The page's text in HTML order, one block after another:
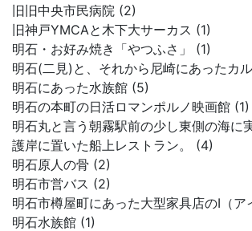
旧旧中央市民病院 (2)
旧神戸YMCAと木下大サーカス (1)
明石・お好み焼き「やつふさ」 (1)
明石(二見)と、それから尼崎にあったカ
明石にあった水族館 (5)
明石の本町の日活ロマンポルノ映画館 (1)
明石丸と言う朝霧駅前の少し東側の海に
護岸に置いた船上レストラン。 (4)
明石原人の骨 (2)
明石市営バス (2)
明石市樽屋町にあった大型家具店のI（ア
明石水族館 (1)